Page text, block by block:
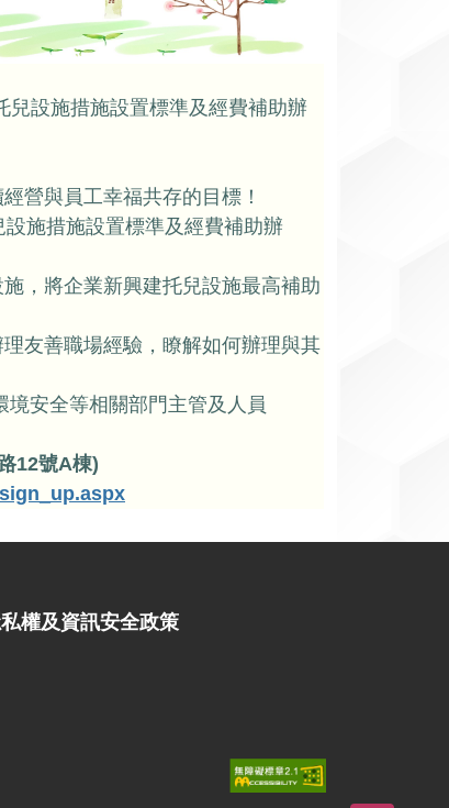
兒設施措施設置標準及經費補助辦
營與員工幸福共存的目標！
施措施設置標準及經費補助辦
，將企業新興建托兒設施最高補助
友善職場經驗，瞭解如何辦理與其
安全等相關部門主管及人員
12號A棟)
權及資訊安全政策